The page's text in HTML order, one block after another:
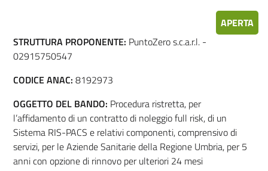
APERTA
STRUTTURA PROPONENTE: PuntoZero s.c.a.r.l. -
02915750547
CODICE ANAC: 8192973
OGGETTO DEL BANDO: Procedura ristretta, per
l’affidamento di un contratto di noleggio full risk, di un
Sistema RIS-PACS e relativi componenti, comprensivo di
servizi, per le Aziende Sanitarie della Regione Umbria, per 5
anni con opzione di rinnovo per ulteriori 24 mesi